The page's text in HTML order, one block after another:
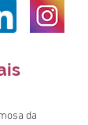
da